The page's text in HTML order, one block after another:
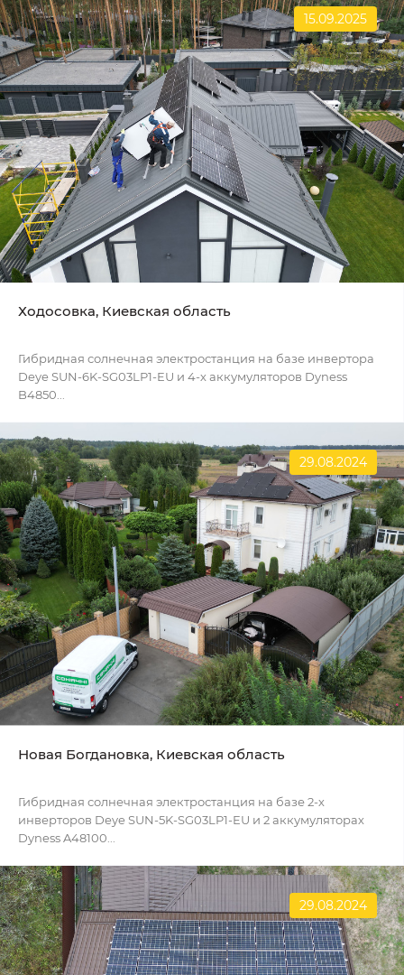
15.09.2025
Ходосовка, Киевская область
Гибридная солнечная электростанция на базе инвертора
Deye SUN-6K-SG03LP1-EU и 4-х аккумуляторов Dyness
B4850...
29.08.2024
Новая Богдановка, Киевская область
Гибридная солнечная электростанция на базе 2-х
инверторов Deye SUN-5K-SG03LP1-EU и 2 аккумуляторах
Dyness A48100...
29.08.2024